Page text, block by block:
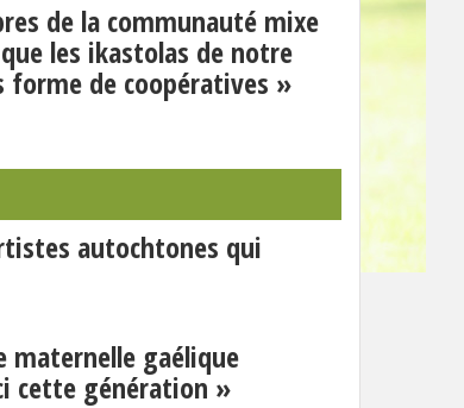
de la communauté mixe
les ikastolas de notre
forme de coopératives »
autochtones qui
maternelle gaélique
cette génération »